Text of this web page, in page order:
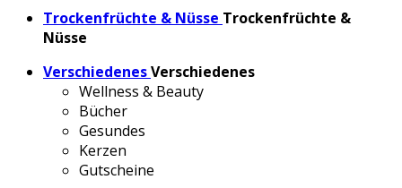
Trockenfrüchte & Nüsse Trockenfrüchte &
Nüsse
VerschiedenesVerschiedenes
Wellness & Beauty
Bücher
Gesundes
Kerzen
Gutscheine